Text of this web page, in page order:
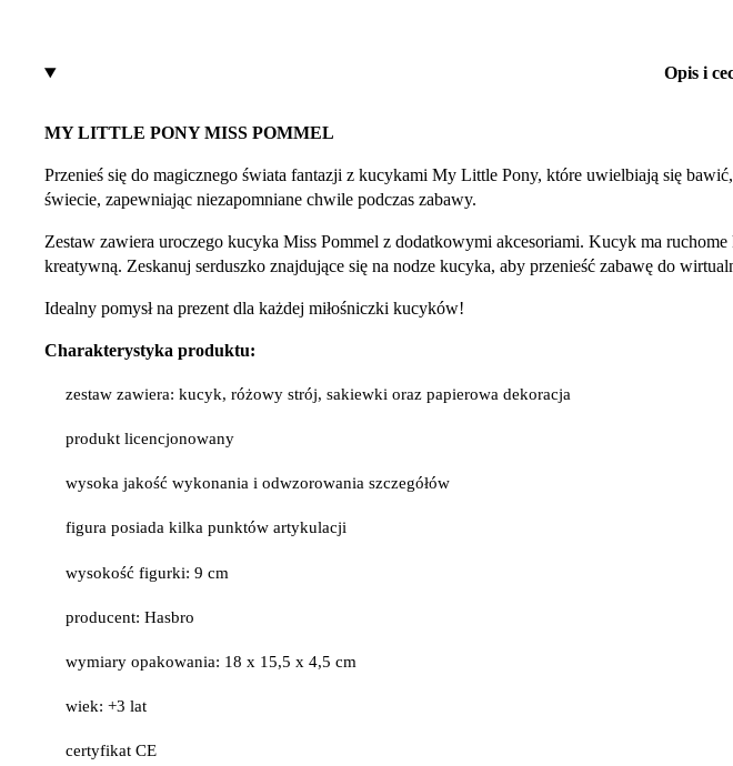
Opis i
MY LITTLE PONY MISS POMMEL
Przenieś się do magicznego świata fantazji z kucykami My Little Pony, które uwielbiają się
świecie, zapewniając niezapomniane chwile podczas zabawy.
Zestaw zawiera uroczego kucyka Miss Pommel z dodatkowymi akcesoriami. Kucyk ma
kreatywną. Zeskanuj serduszko znajdujące się na nodze kucyka, aby przenieść zabawę do
Idealny pomysł na prezent dla każdej miłośniczki kucyków!
Charakterystyka produktu:
zestaw zawiera: kucyk, różowy strój, sakiewki oraz papierowa dekoracja
produkt licencjonowany
wysoka jakość wykonania i odwzorowania szczegółów
figura posiada kilka punktów artykulacji
wysokość figurki: 9 cm
producent: Hasbro
wymiary opakowania: 18 x 15,5 x 4,5 cm
wiek: +3 lat
certyfikat CE